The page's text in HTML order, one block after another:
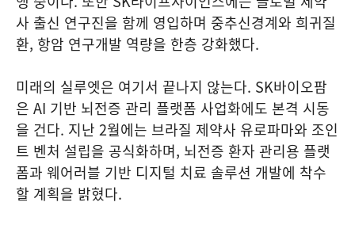
사 출신 연구진을 함께 영입하며 중추신경계와 희귀질
환, 항암 연구개발 역량을 한층 강화했다.
미래의 실루엣은 여기서 끝나지 않는다. SK바이오팜
은 AI 기반 뇌전증 관리 플랫폼 사업화에도 본격 시동
을 건다. 지난 2월에는 브라질 제약사 유로파마와 조인
트 벤처 설립을 공식화하며, 뇌전증 환자 관리용 플랫
폼과 웨어러블 기반 디지털 치료 솔루션 개발에 착수
할 계획을 밝혔다.